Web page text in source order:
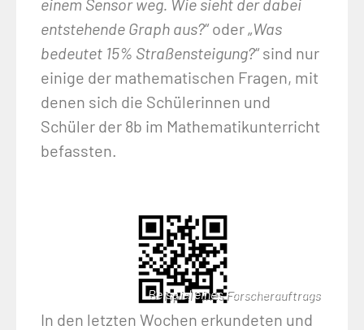
einem Sensor weg. Wie sieht der dabei
entstehende Graph aus?“ oder „Was
bedeutet 15% Straßensteigung?“ sind nur
einige der mathematischen Fragen, mit
denen sich die Schülerinnen und
Schüler der 8b im Mathematikunterricht
befassten.
Beispiel eines Forscherauftrags
In den letzten Wochen erkundeten und